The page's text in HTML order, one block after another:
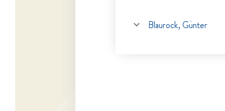
Blaurock, Günter